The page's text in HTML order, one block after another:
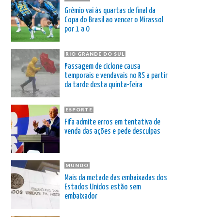
Grêmio vai às quartas de final da
Copa do Brasil ao vencer o Mirassol
por 1 a 0
RIO GRANDE DO SUL
Passagem de ciclone causa
temporais e vendavais no RS a partir
da tarde desta quinta-feira
ESPORTE
Fifa admite erros em tentativa de
venda das ações e pede desculpas
MUNDO
Mais da metade das embaixadas dos
Estados Unidos estão sem
embaixador